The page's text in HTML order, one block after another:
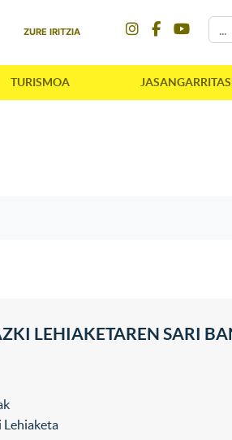
ZURE IRITZIA
TURISMOA
LEHIAKETAREN SARI
Lehiaketa